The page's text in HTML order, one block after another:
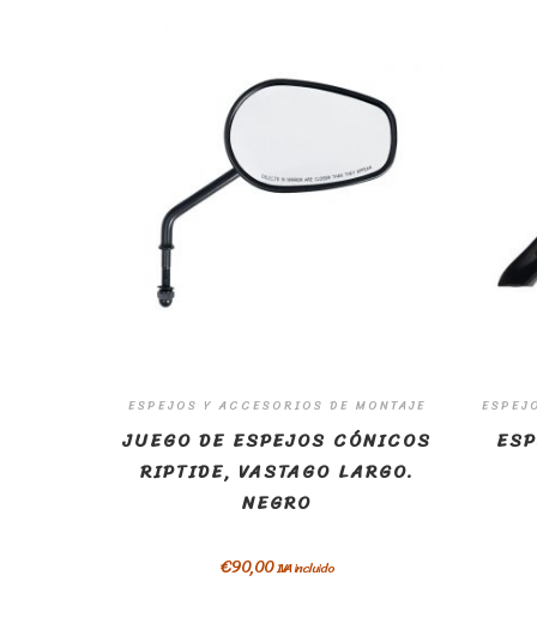
ESPEJOS Y ACCESORIOS DE MONTAJE
JUEGO DE ESPEJOS CÓNICOS
RIPTIDE, VASTAGO LARGO.
NEGRO
€90,00IVA incluido